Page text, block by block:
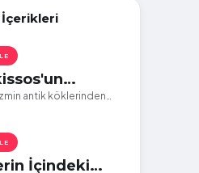
İçerikleri
Dorian
İlişkileri
antik köklerinden
İçindeki